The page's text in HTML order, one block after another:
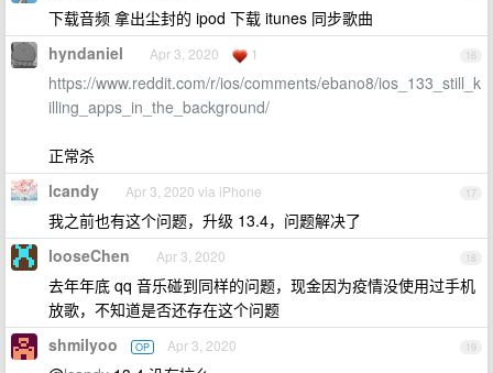
下载音频 拿出尘封的 ipod 下载 itunes 同步歌曲
16
hyndaniel Apr 3, 2020 1
https://www.reddit.com/r/ios/comments/ebano8/ios_133_still_k
illing_apps_in_the_background/
正常杀
17
lcandy Apr 3, 2020 via iPhone
我之前也有这个问题，升级 13.4，问题解决了
18
looseChen Apr 3, 2020
去年年底 qq 音乐碰到同样的问题，现金因为疫情没使用过手机
放歌，不知道是否还存在这个问题
19
shmilyoo OP Apr 3, 2020